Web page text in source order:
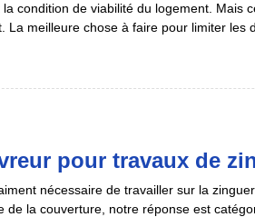
condition de viabilité du logement. Mais
meilleure chose à faire pour limiter les
pour travaux de
nécessaire de travailler sur la
de la couverture, notre réponse est